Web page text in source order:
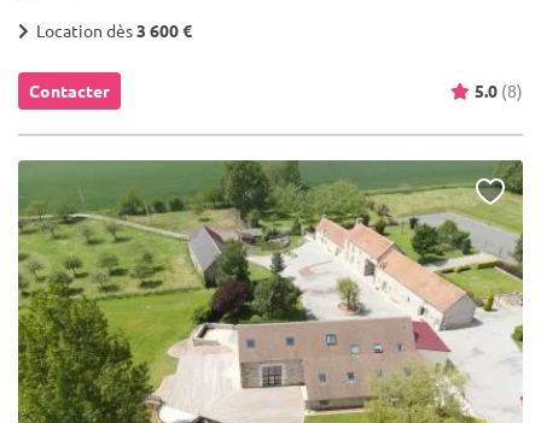
Location dès3 600 €
Contacter 5.0 (8)